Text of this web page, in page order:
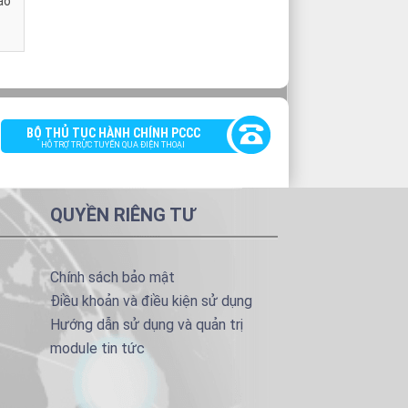
BỘ THỦ TỤC HÀNH CHÍNH PCCC
HỖ TRỢ TRỰC TUYẾN QUA ĐIỆN THOẠI
QUYỀN RIÊNG TƯ
Chính sách bảo mật
Điều khoản và điều kiện sử dụng
Hướng dẫn sử dụng và quản trị
module tin tức